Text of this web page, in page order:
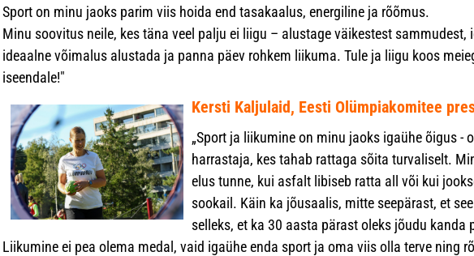
Sport on minu jaoks parim viis hoida end tasakaalus, energiline ja rõõmus.
Minu soovitus neile, kes täna veel palju ei liigu – alustage väikestest sammudest,
ideaalne võimalus alustada ja panna päev rohkem liikuma. Tule ja liigu koos
iseendale!"
Kersti Kaljulaid, Eesti Olümpiakomitee
„Sport ja liikumine on minu jaoks igaühe õigus -
harrastaja, kes tahab rattaga sõita turvaliselt.
elus tunne, kui asfalt libiseb ratta all või kui
sookail. Käin ka jõusaalis, mitte seepärast, et
selleks, et ka 30 aasta pärast oleks jõudu
Liikumine ei pea olema medal, vaid igaühe enda sport ja oma viis olla terve ning